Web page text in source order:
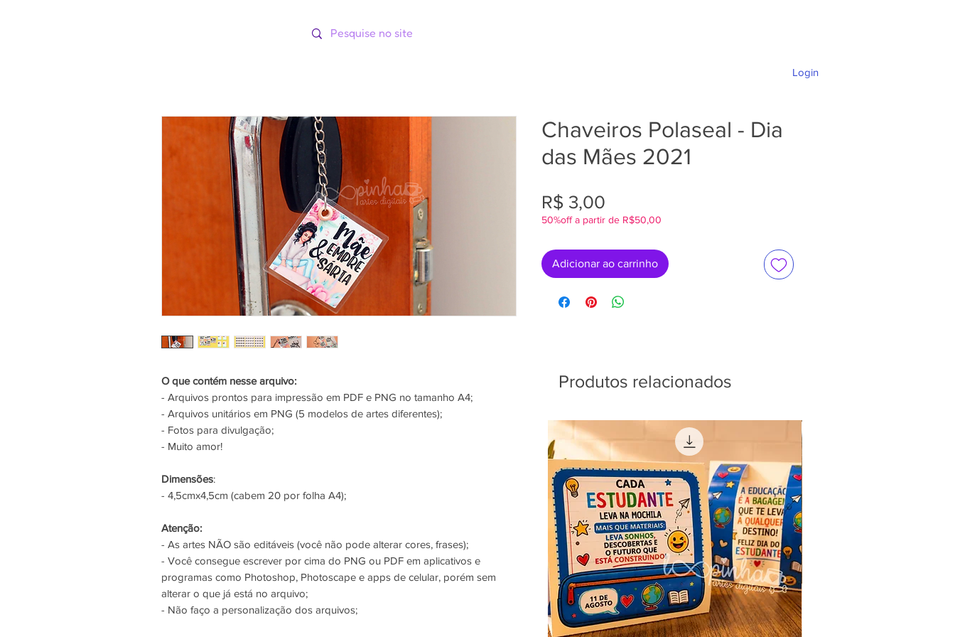
Login
O que contém nesse arquivo:
- Arquivos prontos para impressão em PDF e PNG no tamanho A4;
- Arquivos unitários em PNG (5 modelos de artes diferentes);
- Fotos para divulgação;
- Muito amor!
Dimensões:
- 4,5cmx4,5cm (cabem 20 por folha A4);
Atenção:
- As artes NÃO são editáveis (você não pode alterar cores, frases);
- Você consegue escrever por cima do PNG ou PDF em aplicativos e
programas como Photoshop, Photoscape e apps de celular, porém sem
alterar o que já está no arquivo;
- Não faço a personalização dos arquivos;
Chaveiros Polaseal - Dia
das Mães 2021
R$ 3,00
50%off a partir de R$50,00
Adicionar ao carrinho
Produtos relacionados